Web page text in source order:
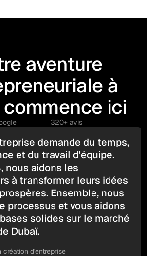
aventure
à
commence ici
320+ avis
demande du temps,
et du travail d'équipe.
nous aidons les
à transformer leurs idées
Ensemble, nous
processus et vous aidons
solides sur le marché
Dubaï.
création d'entreprise